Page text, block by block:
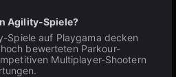
Agility-Spiele?
Spiele auf Playgama decken
bewerteten Parkour-
Multiplayer-Shootern